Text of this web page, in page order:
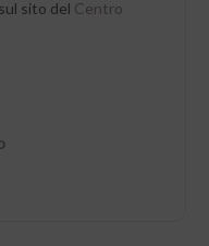
sito del Centro